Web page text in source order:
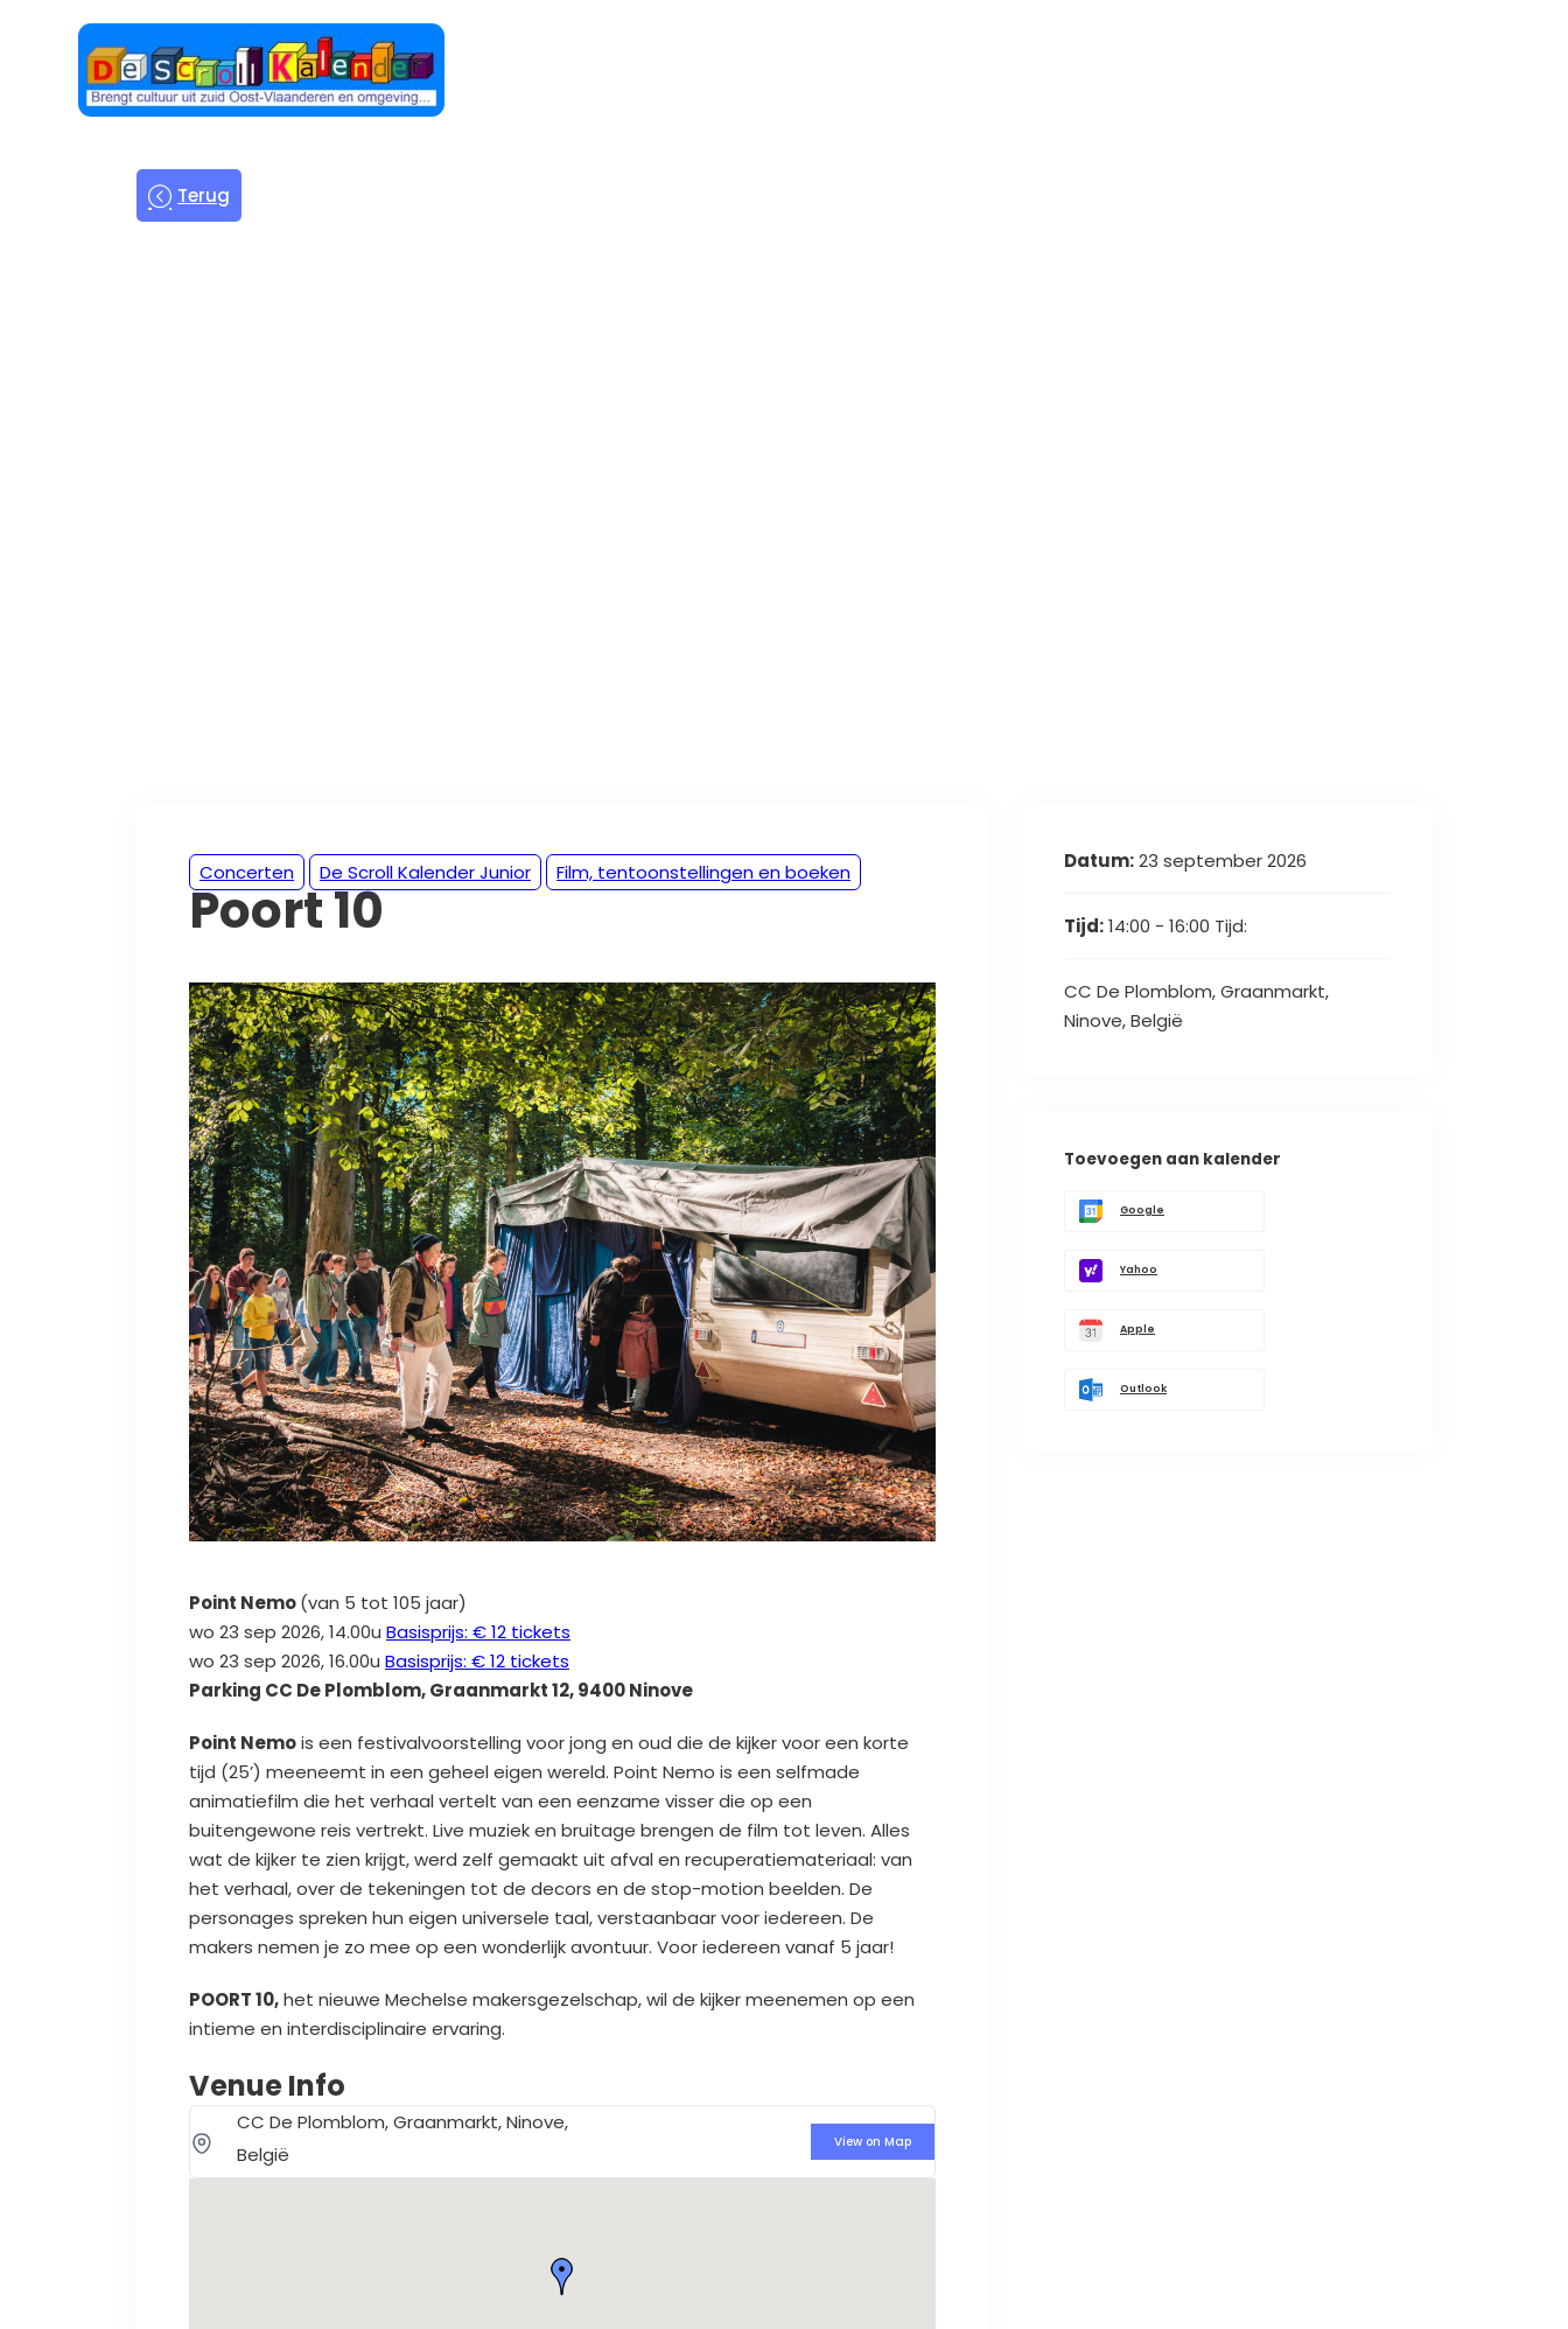
Terug
Concerten De Scroll Kalender Junior Film, tentoonstellingen en boeken
Poort 10
Point Nemo(van 5 tot 105 jaar)
wo 23 sep 2026, 14.00u Basisprijs: € 12 tickets
wo 23 sep 2026, 16.00u Basisprijs: € 12 tickets
Parking CC De Plomblom, Graanmarkt 12, 9400 Ninove
Point Nemois een festivalvoorstelling voor jong en oud die de kijker voor een korte
tijd (25’) meeneemt in een geheel eigen wereld. Point Nemo is een selfmade
animatiefilm die het verhaal vertelt van een eenzame visser die op een
buitengewone reis vertrekt. Live muziek en bruitage brengen de film tot leven. Alles
wat de kijker te zien krijgt, werd zelf gemaakt uit afval en recuperatiemateriaal: van
het verhaal, over de tekeningen tot de decors en de stop-motion beelden. De
personages spreken hun eigen universele taal, verstaanbaar voor iedereen. De
makers nemen je zo mee op een wonderlijk avontuur. Voor iedereen vanaf 5 jaar!
POORT 10,het nieuwe Mechelse makersgezelschap, wil de kijker meenemen op een
intieme en interdisciplinaire ervaring.
Venue Info
CC De Plomblom, Graanmarkt, Ninove,
België
View on Map
Datum:23 september 2026
Tijd:14:00 - 16:00 Tijd:
CC De Plomblom, Graanmarkt,
Ninove, België
Toevoegen aan kalender
Google
Yahoo
Apple
Outlook